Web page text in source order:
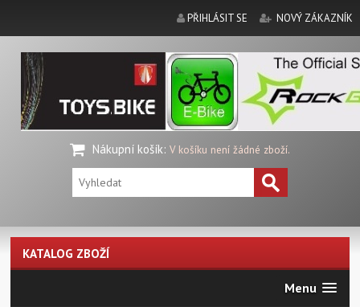
PŘIHLÁSIT SE NOVÝ ZÁKAZNÍK
Nákupní košík: V košíku není žádné zboží.
KATALOG ZBOŽÍ
Menu